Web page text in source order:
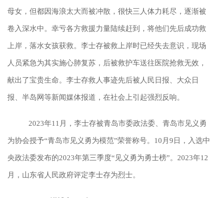
母女，但都因海浪太大而被冲散，很快三人体力耗尽，逐渐被
卷入深水中。幸亏各方救援力量陆续赶到，将他们先后成功救
上岸，落水女孩获救。李士存被救上岸时已经失去意识，现场
人员紧急为其实施心肺复苏，后被救护车送往医院抢救无效，
献出了宝贵生命。李士存救人事迹先后被人民日报、大众日
报、半岛网等新闻媒体报道，在社会上引起强烈反响。
2023年11月，李士存被青岛市委政法委、青岛市见义勇
为协会授予“青岛市见义勇为模范”荣誉称号。10月9日，入选中
央政法委发布的2023年第三季度“见义勇为勇士榜”。2023年12
月，山东省人民政府评定李士存为烈士。